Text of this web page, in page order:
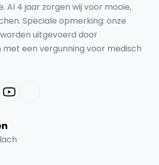
Al 4 jaar zorgen wij voor mooie,
Speciale opmerking: onze
uitgevoerd door
met een vergunning voor medisch